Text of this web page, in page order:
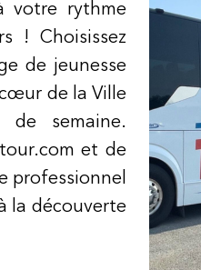
votre rythme
! Choisissez
de jeunesse
de la Ville
de semaine.
et de
professionnel
la découverte